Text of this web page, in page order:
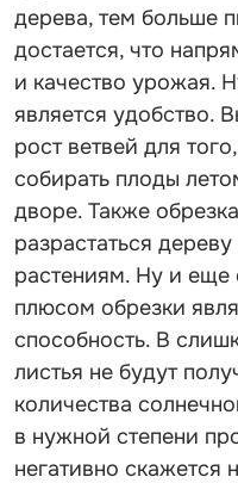
дерева, тем больше
достается, что
и качество урожая.
является удобство.
рост ветвей для
собирать плоды
дворе. Также
разрастаться
растениям. Ну и
плюсом обрезки
способность. В
листья не будут
количества
в нужной степени
негативно скажется